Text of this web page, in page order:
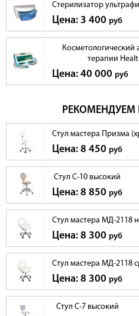
Стерилизатор
Цена: 3 400 руб
Косметологический
терапии
Цена: 40 000 руб
РЕКОМЕНДУЕМ
Стул мастера Призма
Цена: 8 450 руб
Стул С-10 высокий
Цена: 8 850 руб
Стул мастера МД-2118
Цена: 8 300 руб
Стул мастера МД-2118
Цена: 8 300 руб
Стул С-7 высокий